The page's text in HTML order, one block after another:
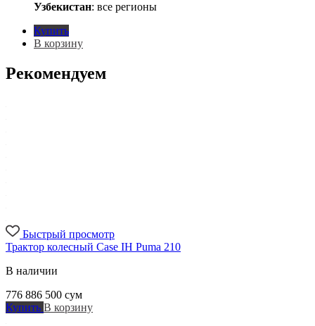
Узбекистан: все регионы
Купить
В корзину
Рекомендуем
Быстрый просмотр
Трактор колесный Case IH Puma 210
В наличии
776 886 500 сум
Купить В корзину